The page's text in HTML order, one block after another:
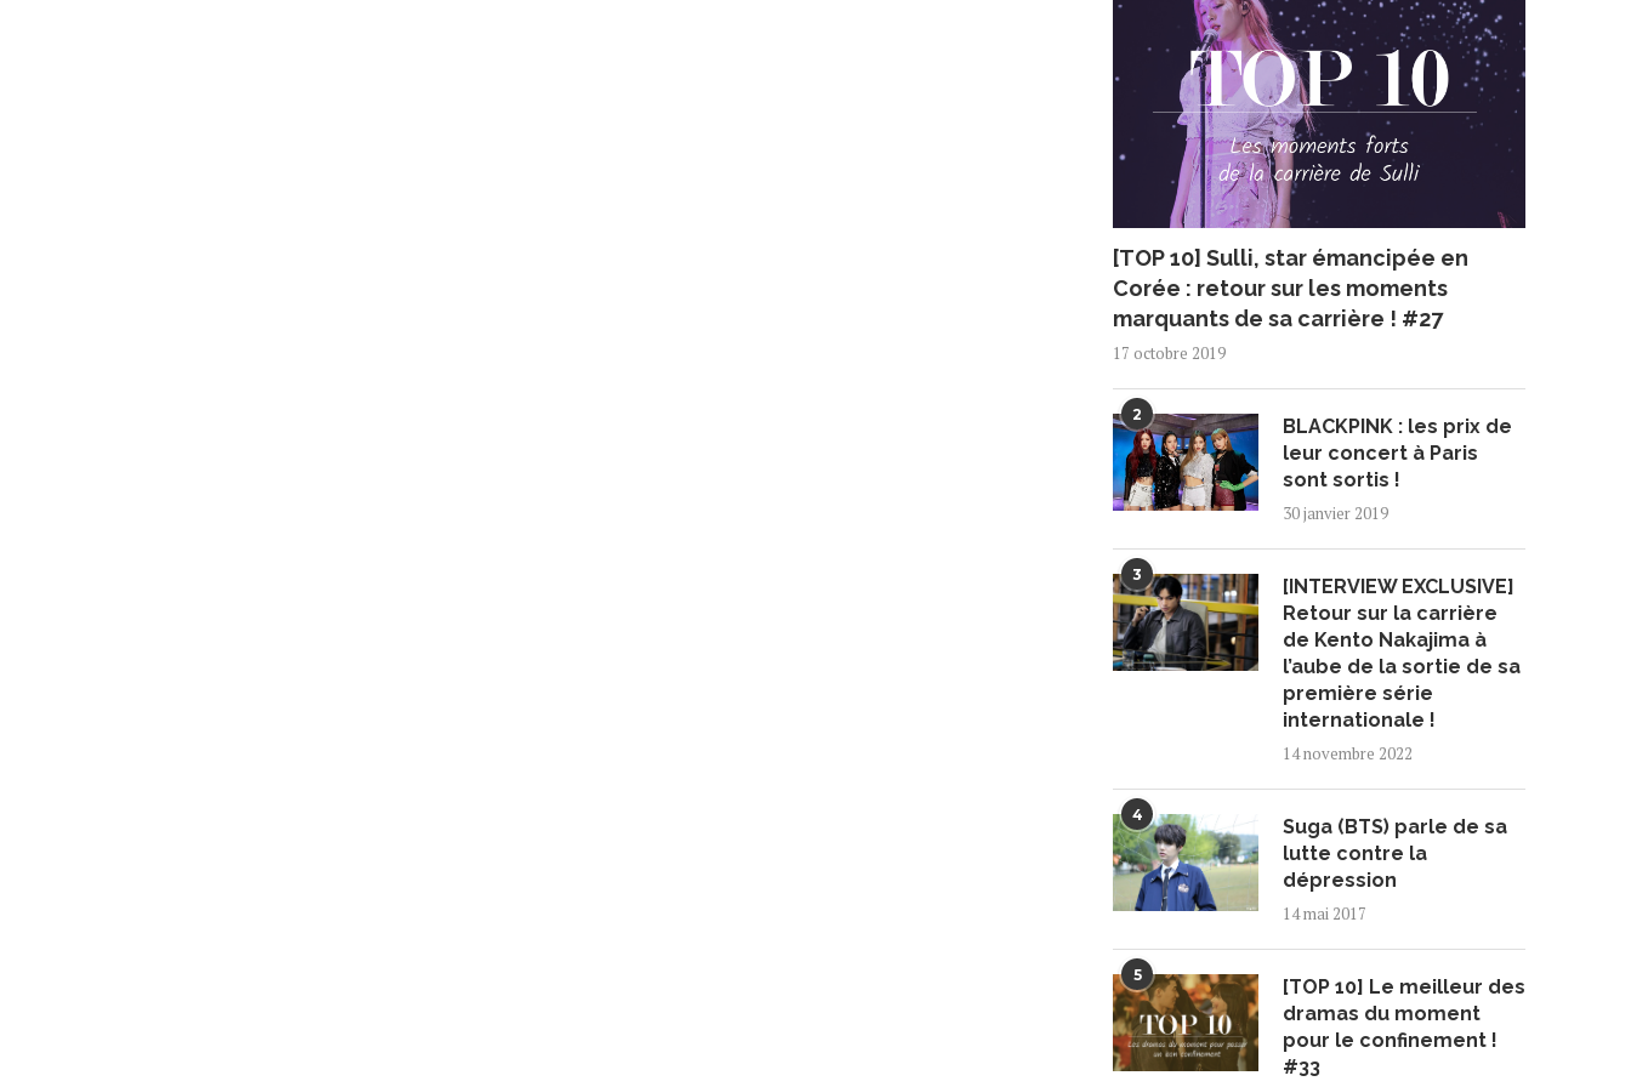
[TOP 10] Sulli, star émancipée en
Corée : retour sur les moments
marquants de sa carrière ! #27
17 octobre 2019
2
BLACKPINK : les prix de
leur concert à Paris
sont sortis !
30 janvier 2019
3
[INTERVIEW EXCLUSIVE]
Retour sur la carrière
de Kento Nakajima à
l’aube de la sortie de sa
première série
internationale !
14 novembre 2022
4
Suga (BTS) parle de sa
lutte contre la
dépression
14 mai 2017
5
[TOP 10] Le meilleur des
dramas du moment
pour le confinement !
#33